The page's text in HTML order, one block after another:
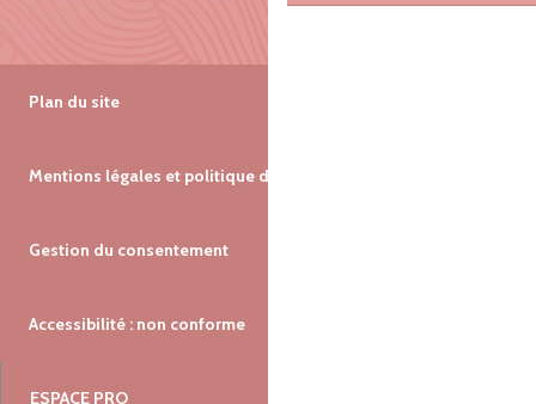
Plan du site
Mentions légales et politique de confidentialité
Gestion du consentement
Accessibilité : non conforme
ESPACE PRO